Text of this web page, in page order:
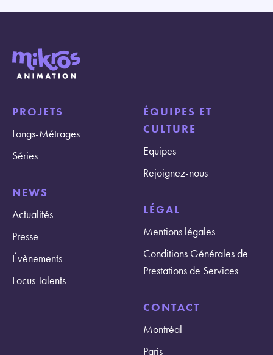
PROJETS
Longs-Métrages
Séries
NEWS
Actualités
Presse
Évènements
Focus Talents
ÉQUIPES ET
CULTURE
Equipes
Rejoignez-nous
LÉGAL
Mentions légales
Conditions Générales de
Prestations de Services
CONTACT
Montréal
Paris